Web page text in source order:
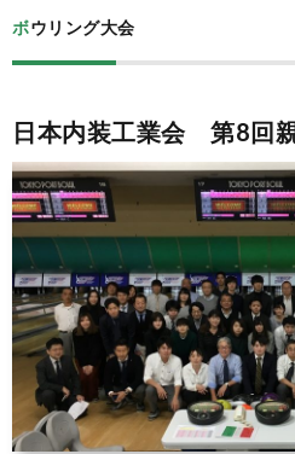
ボウリング大会
日本内装工業会 第8回